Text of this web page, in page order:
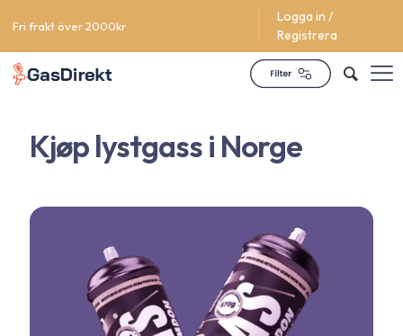
Fri frakt över 2000kr
Logga in /
Registrera
Kjøp lystgass i Norge